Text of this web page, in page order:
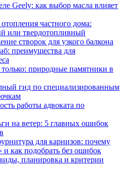
Geely: как выбор масла влияет
частного дома:
или твердотопливный
створок для узкого балкона
преимущества для
природные памятники в
гид по специализированным
работы адвоката по
на ветер: 5 главных ошибок
для карнизов: почему
и как подобрать без ошибок
планировка и критерии